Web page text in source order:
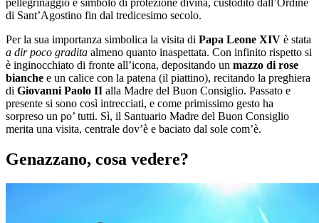
pellegrinaggio e simbolo di protezione divina, custodito dall’Ordine
di Sant’Agostino fin dal tredicesimo secolo.
Per la sua importanza simbolica la visita di Papa Leone XIV è stata
a dir poco gradita almeno quanto inaspettata. Con infinito rispetto si
è inginocchiato di fronte all’icona, depositando un mazzo di rose
bianche e un calice con la patena (il piattino), recitando la preghiera
di Giovanni Paolo II alla Madre del Buon Consiglio. Passato e
presente si sono così intrecciati, e come primissimo gesto ha
sorpreso un po’ tutti. Sì, il Santuario Madre del Buon Consiglio
merita una visita, centrale dov’è e baciato dal sole com’è.
Genazzano, cosa vedere?